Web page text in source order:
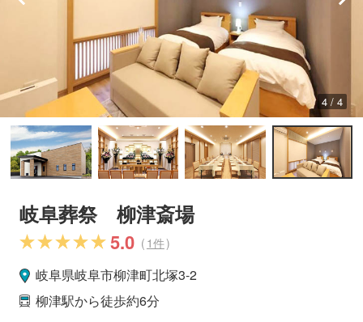
4 / 4
岐阜葬祭 柳津斎場
5.0 ( 1件)
岐阜県岐阜市柳津町北塚3-2
柳津駅から徒歩約6分